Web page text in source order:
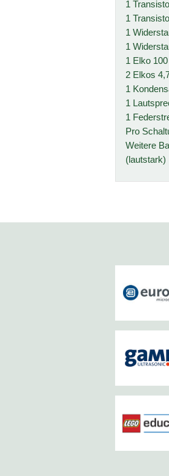
1
1
1
1
1 Elko
2 Elkos
1
1
1
Pro
Weitere
(lautstark)